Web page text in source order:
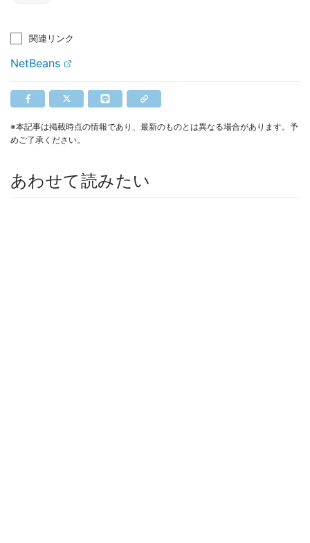
関連リンク
NetBeans
※本記事は掲載時点の情報であり、最新のものとは異なる場合があります。予
めご了承ください。
あわせて読みたい